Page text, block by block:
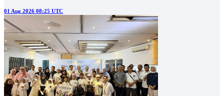
01 Aug 2026 08:25 UTC